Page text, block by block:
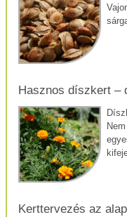
Hasznos díszkert –
Kerttervezés az